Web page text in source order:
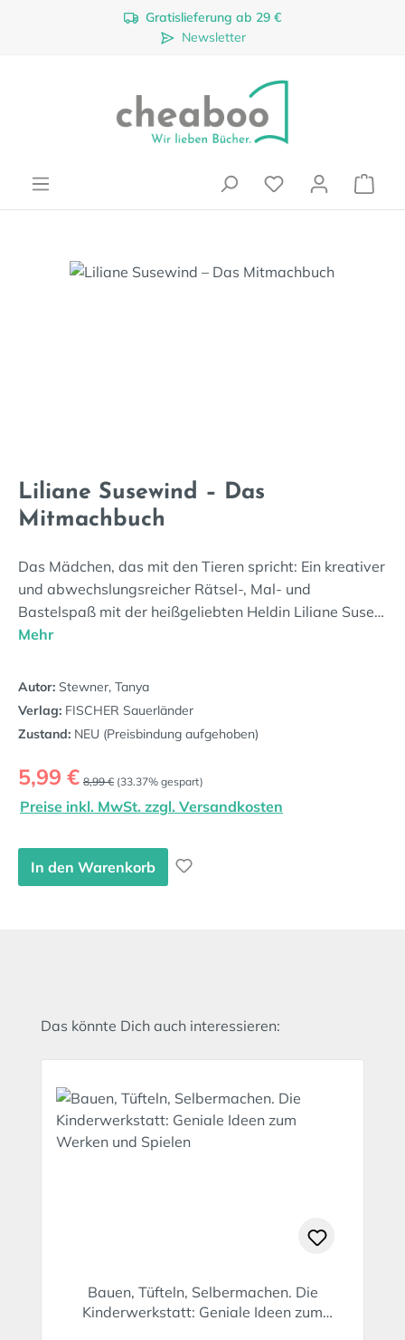
Zum Hauptinhalt springenGratislieferung ab 29 €
Newsletter
Bildergalerie überspringen
Liliane Susewind – Das
Mitmachbuch
Das Mädchen, das mit den Tieren spricht: Ein kreativer
und abwechslungsreicher Rätsel-, Mal- und
Bastelspaß mit der heißgeliebten Heldin Liliane Suse…
Mehr
Autor: Stewner, Tanya
Verlag: FISCHER Sauerländer
Zustand: NEU (Preisbindung aufgehoben)
Verkaufspreis:
5,99 € Regulärer Preis:
8,99 € (33.37% gespart)
Preise inkl. MwSt. zzgl. Versandkosten
In den Warenkorb
Produktgalerie überspringen
Das könnte Dich auch interessieren:
Bauen, Tüfteln, Selbermachen. Die
Kinderwerkstatt: Geniale Ideen zum